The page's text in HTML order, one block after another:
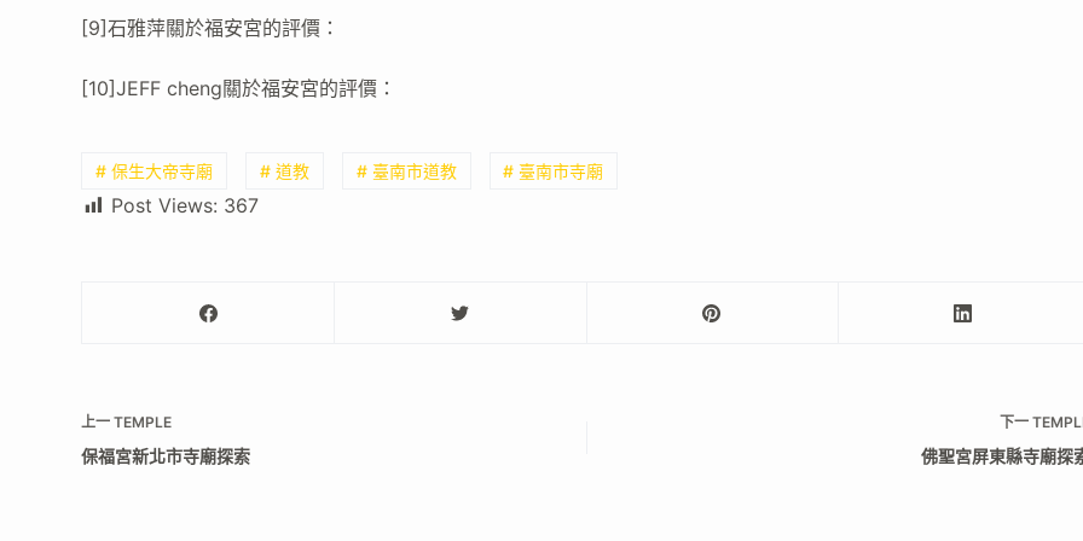
[9]石雅萍關於福安宮的評價：
[10]JEFF cheng關於福安宮的評價：
# 保生大帝寺廟 # 道教 # 臺南市道教 # 臺南市寺廟
Post Views: 367
上一TEMPLE
保福宮新北市寺廟探索
下一
佛聖宮屏東縣寺廟探